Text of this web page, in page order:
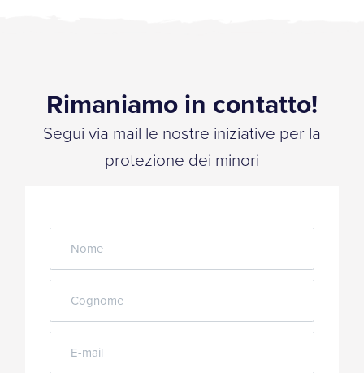
Rimaniamo in contatto!
Segui via mail le nostre iniziative per la
protezione dei minori